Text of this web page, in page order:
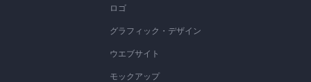
ロゴ
グラフィック・デザイン
ウエブサイト
モックアップ